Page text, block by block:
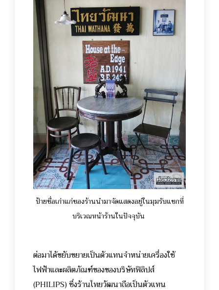
ป้ายชื่อเก่าแก่ของร้านนำมาจัดแสดงอยู่ในมุมรับแขกที่
บริเวณหน้าร้านในปัจจุบัน
ต่อมาได้ขยับขยายเป็นตัวแทนจำหน่ายเครื่องใช้
ไฟฟ้าและผลิตภัณฑ์ของของบริษัทฟิลิปส์
(PHILIPS) ซึ่งร้านไทยวัฒนาถือเป็นตัวแทน